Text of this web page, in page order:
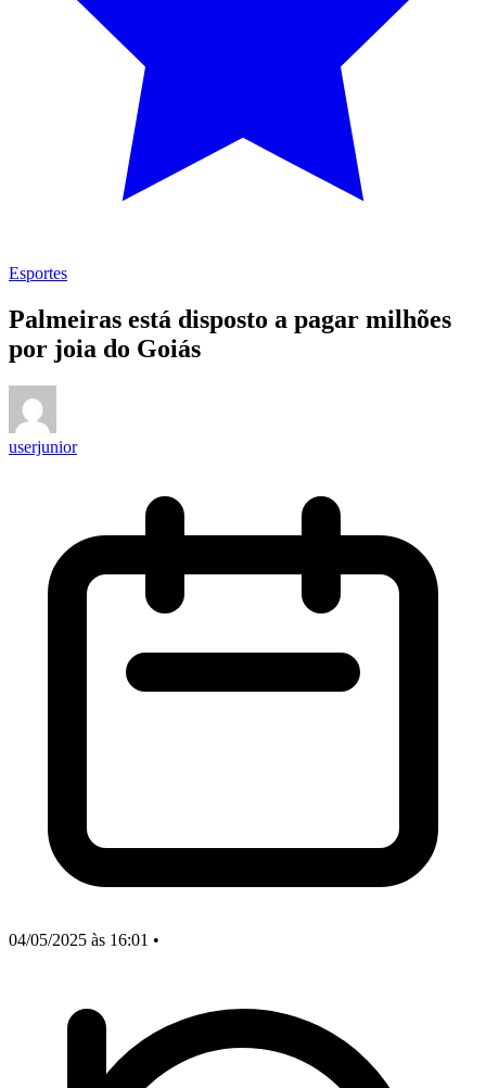
Esportes
Palmeiras está disposto a pagar milhões
por joia do Goiás
userjunior
04/05/2025 às 16:01 •